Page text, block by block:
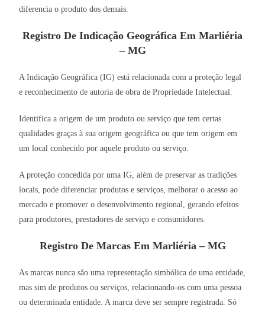
diferencia o produto dos demais.
Registro De Indicação Geográfica Em Marliéria
– MG
A Indicação Geográfica (IG) está relacionada com a proteção legal
e reconhecimento de autoria de obra de Propriedade Intelectual.
Identifica a origem de um produto ou serviço que tem certas
qualidades graças à sua origem geográfica ou que tem origem em
um local conhecido por aquele produto ou serviço.
A proteção concedida por uma IG, além de preservar as tradições
locais, pode diferenciar produtos e serviços, melhorar o acesso ao
mercado e promover o desenvolvimento regional, gerando efeitos
para produtores, prestadores de serviço e consumidores.
Registro De Marcas Em Marliéria – MG
As marcas nunca são uma representação simbólica de uma entidade,
mas sim de produtos ou serviços, relacionando-os com uma pessoa
ou determinada entidade. A marca deve ser sempre registrada. Só